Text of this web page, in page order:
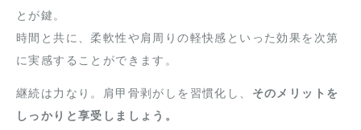
とが鍵。
時間と共に、柔軟性や肩周りの軽快感といった効果を次第
に実感することができます。
継続は力なり。肩甲骨剥がしを習慣化し、 そのメリットを
しっかりと享受しましょう。